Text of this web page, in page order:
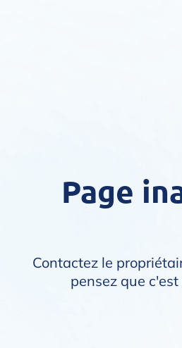
Page
Contactez le
pensez que